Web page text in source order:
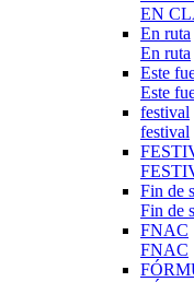
EN
En ruta
En ruta
Este
Este
festival
festival
Fin de
Fin de
FNAC
FNAC